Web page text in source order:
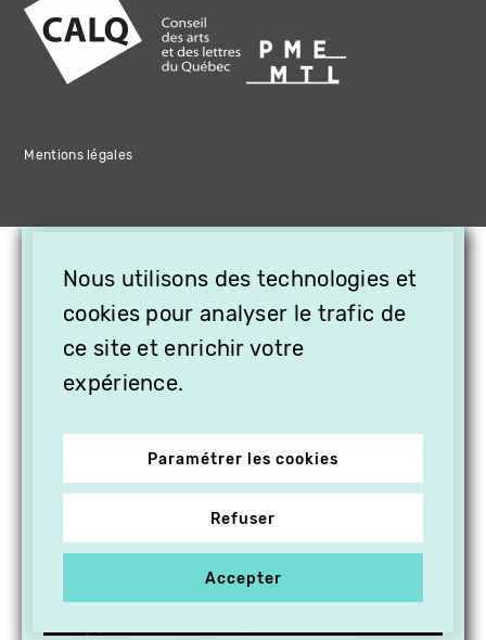
Mentions légales
Nous utilisons des technologies et
cookies pour analyser le trafic de
ce site et enrichir votre
expérience.
Paramétrer les cookies
Refuser
Accepter
OFFREZ LA VIDÉO EN
CADEAU, ABONNEZ VOS
PROCHES À VITHÈQUE !